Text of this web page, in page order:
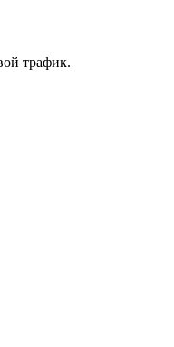
трафик.